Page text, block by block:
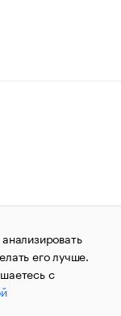
прав
Сообщения
надзору в сфере
номером ИА
Отдельные
его лучше.
с